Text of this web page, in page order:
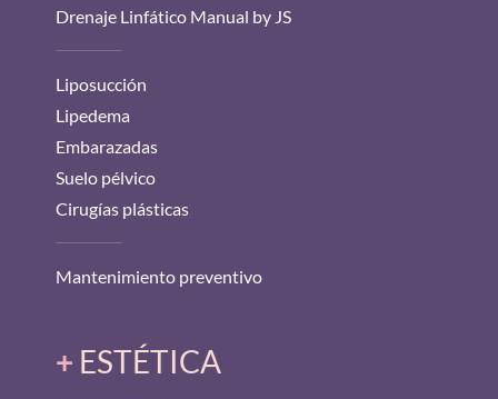
Drenaje Linfático Manual by JS
Liposucción
Lipedema
Embarazadas
Suelo pélvico
Cirugías plásticas
Mantenimiento preventivo
+ ESTÉTICA